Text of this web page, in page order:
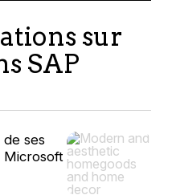
sur
SAP
de ses
Microsoft